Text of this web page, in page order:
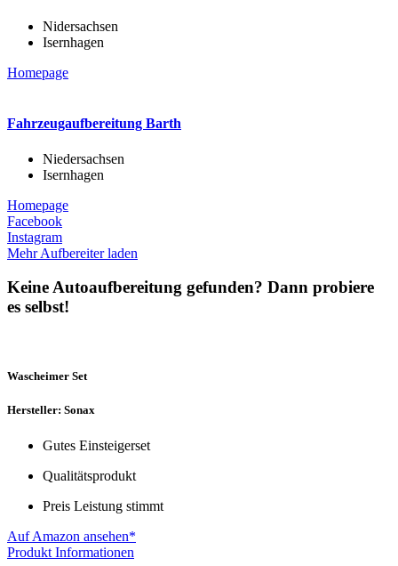
Nidersachsen
Isernhagen
Homepage
Fahrzeugaufbereitung Barth
Niedersachsen
Isernhagen
Homepage
Facebook
Instagram
Mehr Aufbereiter laden
Keine Autoaufbereitung gefunden? Dann probiere
es selbst!
Wascheimer Set
Hersteller: Sonax
Gutes Einsteigerset
Qualitätsprodukt
Preis Leistung stimmt
Auf Amazon ansehen*
Produkt Informationen